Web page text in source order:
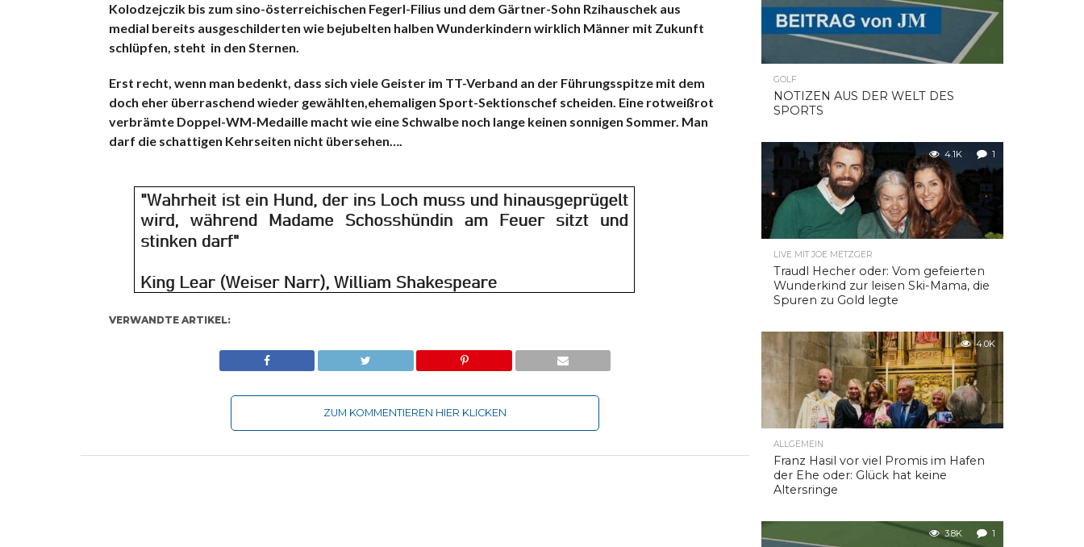
Kolodzejczik bis zum sino-österreichischen Fegerl-Filius und dem Gärtner-Sohn Rzihauschek aus
medial bereits ausgeschilderten wie bejubelten halben Wunderkindern wirklich Männer mit Zukunft
schlüpfen, steht in den Sternen.
Erst recht, wenn man bedenkt, dass sich viele Geister im TT-Verband an der Führungsspitze mit dem
doch eher überraschend wieder gewählten,ehemaligen Sport-Sektionschef scheiden. Eine rotweißrot
verbrämte Doppel-WM-Medaille macht wie eine Schwalbe noch lange keinen sonnigen Sommer. Man
darf die schattigen Kehrseiten nicht übersehen….
VERWANDTE ARTIKEL:
ZUM KOMMENTIEREN HIER KLICKEN
GOLF
NOTIZEN AUS DER WELT DES
SPORTS
4.1K 1
LIVE MIT JOE METZGER
Traudl Hecher oder: Vom gefeierten
Wunderkind zur leisen Ski-Mama, die
Spuren zu Gold legte
4.0K
ALLGEMEIN
Franz Hasil vor viel Promis im Hafen
der Ehe oder: Glück hat keine
Altersringe
3.8K 1